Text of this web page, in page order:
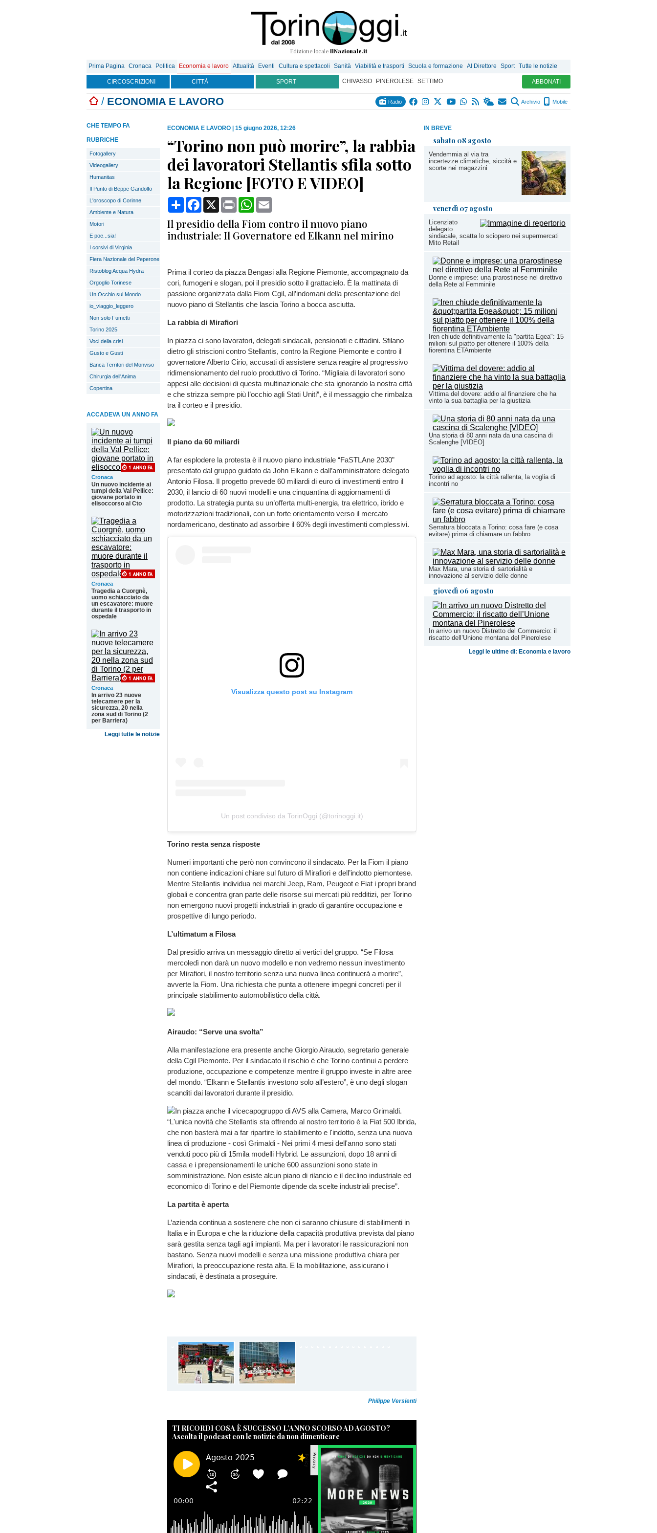
Edizione locale IlNazionale.it
Prima Pagina Cronaca Politica Economia e lavoro Attualità Eventi Cultura e spettacoli Sanità Viabilità e trasporti Scuola e formazione Al Direttore Sport Tutte le notizie
CIRCOSCRIZIONI CITTÀ SPORT CHIVASSO PINEROLESE SETTIMO ABBONATI
/ ECONOMIA E LAVORO Radio Archivio Mobile
IN BREVE
sabato 08 agosto
Vendemmia al via tra
incertezze climatiche, siccità e
scorte nei magazzini
venerdì 07 agosto
Licenziato
delegato
sindacale, scatta lo sciopero nei supermercati
Mito Retail
Donne e imprese: una prarostinese nel direttivo
della Rete al Femminile
Iren chiude definitivamente la "partita Egea": 15
milioni sul piatto per ottenere il 100% della
fiorentina ETAmbiente
Vittima del dovere: addio al finanziere che ha
vinto la sua battaglia per la giustizia
Una storia di 80 anni nata da una cascina di
Scalenghe [VIDEO]
Torino ad agosto: la città rallenta, la voglia di
incontri no
Serratura bloccata a Torino: cosa fare (e cosa
evitare) prima di chiamare un fabbro
Max Mara, una storia di sartorialità e
innovazione al servizio delle donne
giovedì 06 agosto
In arrivo un nuovo Distretto del Commercio: il
riscatto dell’Unione montana del Pinerolese
Leggi le ultime di: Economia e lavoro
CHE TEMPO FA
RUBRICHE
Fotogallery
Videogallery
Humanitas
Il Punto di Beppe Gandolfo
L'oroscopo di Corinne
Ambiente e Natura
Motori
E poe...sia!
I corsivi di Virginia
Fiera Nazionale del Peperone
Ristoblog Acqua Hydra
Orgoglio Torinese
Un Occhio sul Mondo
io_viaggio_leggero
Non solo Fumetti
Torino 2025
Voci della crisi
Gusto e Gusti
Banca Territori del Monviso
Chirurgia dell'Anima
Copertina
ACCADEVA UN ANNO FA
Cronaca
Un nuovo incidente ai
tumpi della Val Pellice:
giovane portato in
elisoccorso al Cto
Cronaca
Tragedia a Cuorgnè,
uomo schiacciato da
un escavatore: muore
durante il trasporto in
ospedale
Cronaca
In arrivo 23 nuove
telecamere per la
sicurezza, 20 nella
zona sud di Torino (2
per Barriera)
Leggi tutte le notizie
ECONOMIA E LAVORO 15 giugno 2026, 12:26
“Torino non può morire”, la rabbia
dei lavoratori Stellantis sfila sotto
la Regione [FOTO E VIDEO]
CondividiFacebook
X Print WhatsApp
Il presidio della Fiom contro il nuovo piano
industriale: Il Governatore ed Elkann nel mirino
Prima il corteo da piazza Bengasi alla Regione Piemonte, accompagnato da
cori, fumogeni e slogan, poi il presidio sotto il grattacielo. È la mattinata di
passione organizzata dalla Fiom Cgil, all’indomani della presentazione del
nuovo piano di Stellantis che lascia Torino a bocca asciutta.
La rabbia di Mirafiori
In piazza ci sono lavoratori, delegati sindacali, pensionati e cittadini. Sfilano
dietro gli striscioni contro Stellantis, contro la Regione Piemonte e contro il
governatore Alberto Cirio, accusati di assistere senza reagire al progressivo
ridimensionamento del ruolo produttivo di Torino. “Migliaia di lavoratori sono
appesi alle decisioni di questa multinazionale che sta ignorando la nostra città
e che strizza sempre più l’occhio agli Stati Uniti”, è il messaggio che rimbalza
tra il corteo e il presidio.
Il piano da 60 miliardi
A far esplodere la protesta è il nuovo piano industriale “FaSTLAne 2030”
presentato dal gruppo guidato da John Elkann e dall’amministratore delegato
Antonio Filosa. Il progetto prevede 60 miliardi di euro di investimenti entro il
2030, il lancio di 60 nuovi modelli e una cinquantina di aggiornamenti di
prodotto. La strategia punta su un’offerta multi-energia, tra elettrico, ibrido e
motorizzazioni tradizionali, con un forte orientamento verso il mercato
nordamericano, destinato ad assorbire il 60% degli investimenti complessivi.
Visualizza questo post su Instagram
Un post condiviso da TorinOggi (@torinoggi.it)
Torino resta senza risposte
Numeri importanti che però non convincono il sindacato. Per la Fiom il piano
non contiene indicazioni chiare sul futuro di Mirafiori e dell’indotto piemontese.
Mentre Stellantis individua nei marchi Jeep, Ram, Peugeot e Fiat i propri brand
globali e concentra gran parte delle risorse sui mercati più redditizi, per Torino
non emergono nuovi progetti industriali in grado di garantire occupazione e
prospettive di lungo periodo.
L’ultimatum a Filosa
Dal presidio arriva un messaggio diretto ai vertici del gruppo. “Se Filosa
mercoledì non darà un nuovo modello e non vedremo nessun investimento
per Mirafiori, il nostro territorio senza una nuova linea continuerà a morire”,
avverte la Fiom. Una richiesta che punta a ottenere impegni concreti per il
principale stabilimento automobilistico della città.
Airaudo: “Serve una svolta”
Alla manifestazione era presente anche Giorgio Airaudo, segretario generale
della Cgil Piemonte. Per il sindacato il rischio è che Torino continui a perdere
produzione, occupazione e competenze mentre il gruppo investe in altre aree
del mondo. “Elkann e Stellantis investono solo all’estero”, è uno degli slogan
scanditi dai lavoratori durante il presidio.
In piazza anche il vicecapogruppo di AVS alla Camera, Marco Grimaldi.
“L'unica novità che Stellantis sta offrendo al nostro territorio è la Fiat 500 Ibrida,
che non basterà mai a far ripartire lo stabilimento e l'indotto, senza una nuova
linea di produzione - così Grimaldi - Nei primi 4 mesi dell'anno sono stati
venduti poco più di 15mila modelli Hybrid. Le assunzioni, dopo 18 anni di
cassa e i prepensionamenti le uniche 600 assunzioni sono state in
somministrazione. Non esiste alcun piano di rilancio e il declino industriale ed
economico di Torino e del Piemonte dipende da scelte industriali precise”.
La partita è aperta
L’azienda continua a sostenere che non ci saranno chiusure di stabilimenti in
Italia e in Europa e che la riduzione della capacità produttiva prevista dal piano
sarà gestita senza tagli agli impianti. Ma per i lavoratori le rassicurazioni non
bastano. Senza nuovi modelli e senza una missione produttiva chiara per
Mirafiori, la preoccupazione resta alta. E la mobilitazione, assicurano i
sindacati, è destinata a proseguire.
Philippe Versienti
TI RICORDI COSA È SUCCESSO L’ANNO SCORSO AD AGOSTO?
Ascolta il podcast con le notizie da non dimenticare